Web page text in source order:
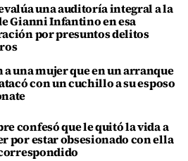
evalúa una auditoría integral a la
Gianni Infantino en esa
por presuntos delitos
a una mujer que en un arranque
con un cuchillo a su esposo
confesó que le quitó la vida a
por estar obsesionado con ella